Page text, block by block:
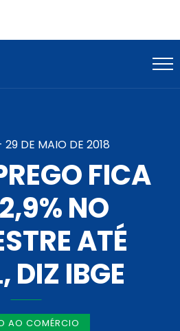
29 DE MAIO DE 2018
FICA
NO
ATÉ
DIZ IBGE
AO COMÉRCIO